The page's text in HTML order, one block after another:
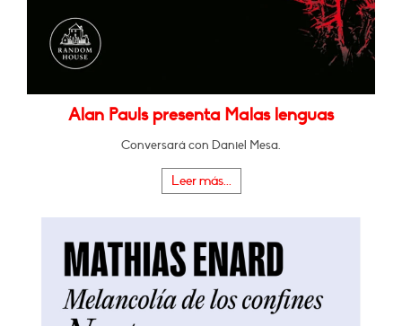
Alan Pauls presenta Malas lenguas
Conversará con Daniel Mesa.
Leer más...